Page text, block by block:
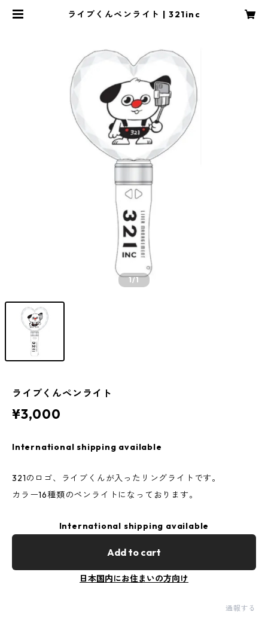
ライブくんペンライト | 321inc
1/1
ライブくんペンライト
¥3,000
International shipping available
321のロゴ、ライブくんが入ったリングライトです。
カラー16種類のペンライトになっております。
International shipping available
Add to cart
日本国内にお住まいの方向け
通報する